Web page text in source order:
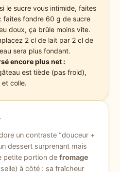
si le sucre vous intimide, faites
faites fondre 60 g de sucre
doux, ça brûle moins vite.
2 cl de lait par 2 cl de
sera plus fondant.
encore plus net :
est tiède (pas froid),
et colle.
un contraste “douceur +
dessert surprenant mais
petite portion de fromage
à côté : sa fraîcheur